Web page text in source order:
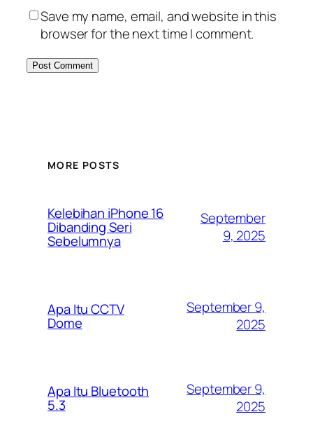
Save my name, email, and website in this
browser for the next time I comment.
MORE POSTS
Kelebihan iPhone 16
Dibanding Seri
Sebelumnya
September
9, 2025
Apa Itu CCTV
Dome
September 9,
2025
Apa Itu Bluetooth
5.3
September 9,
2025